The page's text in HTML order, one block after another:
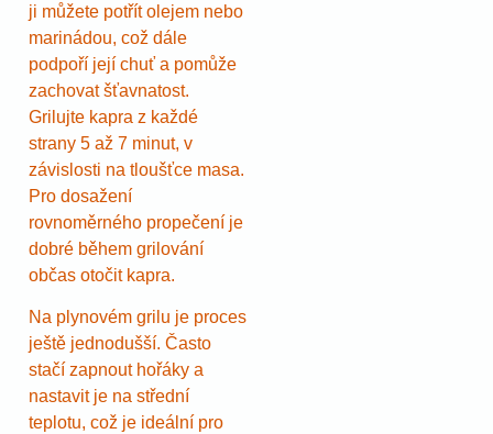
ji můžete potřít olejem nebo
marinádou, což dále
podpoří její chuť a pomůže
zachovat šťavnatost.
Grilujte kapra z každé
strany 5 až 7 minut, v
závislosti na tloušťce masa.
Pro dosažení
rovnoměrného propečení je
dobré během grilování
občas otočit kapra.
Na plynovém grilu je proces
ještě jednodušší. Často
stačí zapnout hořáky a
nastavit je na střední
teplotu, což je ideální pro